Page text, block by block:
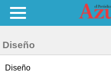
Diseño
Diseño